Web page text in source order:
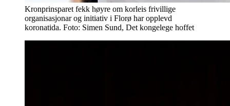
Kronprinsparet fekk høyre om korleis frivillige
organisasjonar og initiativ i Florø har opplevd
koronatida. Foto: Simen Sund, Det kongelege hoffet